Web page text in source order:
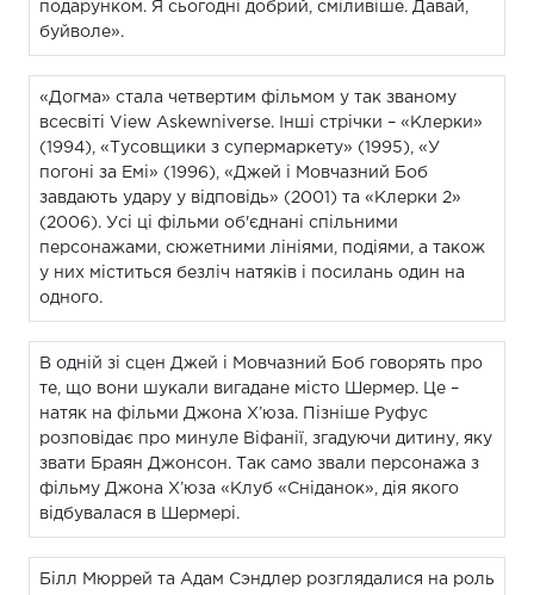
подарунком. Я сьогодні добрий, сміливіше. Давай,
буйволе».
«Догма» стала четвертим фільмом у так званому
всесвіті View Askewniverse. Інші стрічки – «Клерки»
(1994), «Тусовщики з супермаркету» (1995), «У
погоні за Емі» (1996), «Джей і Мовчазний Боб
завдають удару у відповідь» (2001) та «Клерки 2»
(2006). Усі ці фільми об'єднані спільними
персонажами, сюжетними лініями, подіями, а також
у них міститься безліч натяків і посилань один на
одного.
В одній зі сцен Джей і Мовчазний Боб говорять про
те, що вони шукали вигадане місто Шермер. Це –
натяк на фільми Джона Х’юза. Пізніше Руфус
розповідає про минуле Віфанії, згадуючи дитину, яку
звати Браян Джонсон. Так само звали персонажа з
фільму Джона Х’юза «Клуб «Сніданок», дія якого
відбувалася в Шермері.
Білл Мюррей та Адам Сэндлер розглядалися на роль